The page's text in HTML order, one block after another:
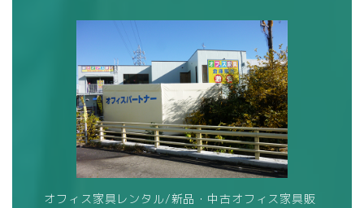
オフィス家具レンタル/新品・中古オフィス家具販